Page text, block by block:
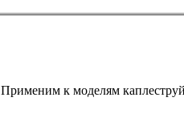
Применим к моделям